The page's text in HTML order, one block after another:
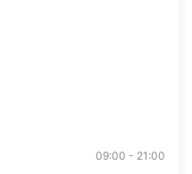
09:00 - 21:00